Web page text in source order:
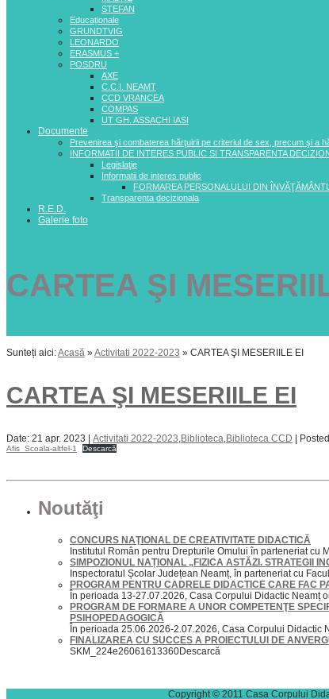
STEFAN
Educaționale
GRUNDTVIG
LEONARDO
ERASMUS +
POSDRU
AXE
C.C.I. NEAMT
CCD VRANCEA
COMPAS
UT GH. ASSACHI IASI
Documente
Prevenirea şi combaterea hărţuirii pe criteriul de sex, precum şi a
INFORMATII DE INTERES PUBLIC SI TRANSPARENTA
Legislaţie
Informatii de interes public
FORMAREA PERSONALULUI DIN
Transparenta decizionala
R.E.D.
Galerie foto
CARTEA ŞI
Sunteți aici:Acasă »Activitati 2022-2023 » CARTEA ŞI MESERIILE EI
CARTEA ŞI MESERIILE EI
Date: 21 apr. 2023 | Activitati 2022-2023 Biblioteca Biblioteca CCD |
Afis_Scoala-altfel-1 Descarcă
Noutăţi
CONCURS NAŢIONAL DE CREATIVITATE DIDACTICĂ
Institutul Român pentru Drepturile Omului în parteneriat cu
SIMPOZIONUL NAȚIONAL „FIZICA ASTĂZI. STRATEGII
Inspectoratul Școlar Județean Neamț, în parteneriat cu
PROGRAM PENTRU CADRELE DIDACTICE CARE FAC
În perioada 13-27.07.2026, Casa Corpului Didactic Neamț
PROGRAM DE FORMARE A UNOR COMPETENŢE
PSIHOPEDAGOGICĂ
În perioada 25.06.2026-2.07.2026, Casa Corpului Didactic
FINALIZAREA CU SUCCES A PROIECTULUI DE
SKM_224e26061613360Descarcă
Copyright © 2011 Casa Corpului